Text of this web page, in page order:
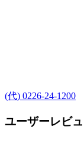
(代) 0226-24-1200
ユーザーレビ